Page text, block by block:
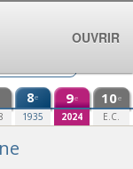
8e
1935
9e
2024
10e
E.C.
OUVRIR